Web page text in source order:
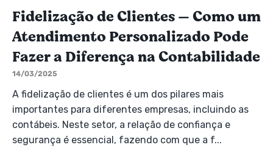
Fidelização de Clientes — Como um
Atendimento Personalizado Pode
Fazer a Diferença na Contabilidade
14/03/2025
A fidelização de clientes é um dos pilares mais
importantes para diferentes empresas, incluindo as
contábeis. Neste setor, a relação de confiança e
segurança é essencial, fazendo com que a f...